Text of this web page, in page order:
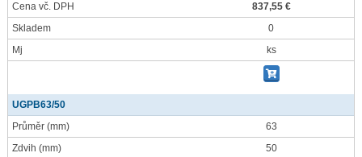
Cena vč. DPH
837,55 €
Skladem
0
Mj
ks
UGPB63/50
Průměr (mm)
63
Zdvih (mm)
50